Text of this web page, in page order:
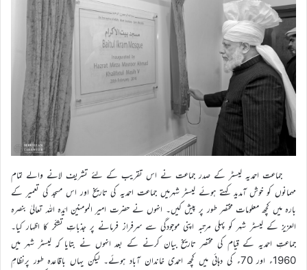
جماعت احمدیہ لیسٹر کے صدر جماعت نے اس تقریب کے لئے تشریف لانے والے تمام
مہمانوں کو خوش آمدید کہتے ہوئے لیسٹر شہرمیں جماعت احمدیہ کی تاریخ اور اس مسجد کی تعمیر کے
بارہ میں کچھ معلومات مختصر طور پر پیش کیں۔ انہوں نے حضرت امیر المومنین ایّدہ اللہ تعالیٰ بنصرہ
العزیز کے لیسٹر شہر کو پہلی مرتبہ اپنی موجودگی سے سرفراز فرمانے پر جذباتِ تشکّر کا اظہار کیا۔
جماعتِ احمدیہ کے قیام کی مختصر تاریخ بیان کرنے کے بعد انہوں نے بتایا کہ لیسٹر شہر میں
1960ء اور 70ء کی دہائی میں کچھ احمدی خاندان آباد ہوئے۔ لیکن یہاں باقاعدہ طور پرنظامِ